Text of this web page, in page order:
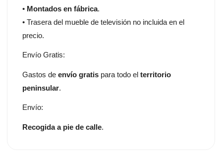
• Montados en fábrica.
• Trasera del mueble de televisión no incluida en el
precio.
Envío Gratis:
Gastos deenvío gratis para todo elterritorio
peninsular.
Envío:
Recogida a pie de calle.